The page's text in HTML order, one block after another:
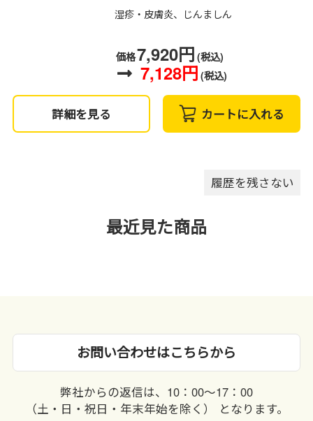
湿疹・皮膚炎、じんましん
価格7,920円 (税込)
7,128円 (税込)
詳細を見る カートに入れる
履歴を残さない
最近見た商品
お問い合わせはこちらから
弊社からの返信は、10：00〜17：00
（土・日・祝日・年末年始を除く） となります。